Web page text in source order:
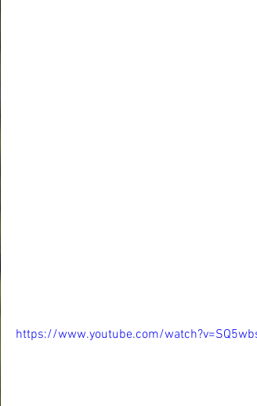
https://www.youtube.com/